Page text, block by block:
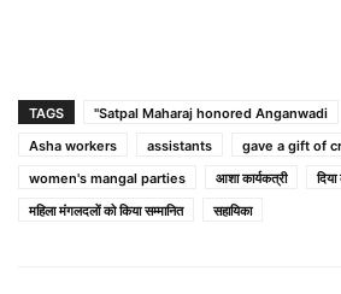
TAGS "Satpal Maharaj honored Anganwadi
Asha workers
assistants
gave a gift of
women's mangal parties
आशा कार्यकत्री
महिला मंगलदलों को किया सम्मानित
सहायिका